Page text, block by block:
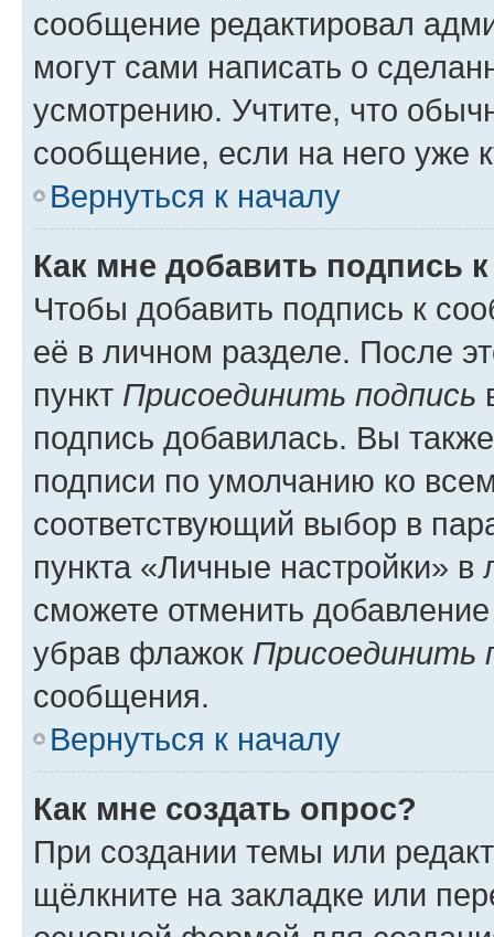
сообщение редактировал
могут сами написать о
усмотрению. Учтите, что
сообщение, если на него уже
Вернуться к началу
Как мне добавить подпись
Чтобы добавить подпись к
её в личном разделе. После
пункт Присоединить подпись
подпись добавилась. Вы
подписи по умолчанию ко
соответствующий выбор в
пункта «Личные настройки»
сможете отменить
убрав флажок Присоединить
сообщения.
Вернуться к началу
Как мне создать опрос?
При создании темы или
щёлкните на закладке или